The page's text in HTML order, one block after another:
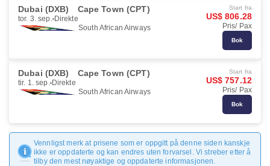
Dubai (DXB) Cape Town (CPT)
tor. 3. sep. Direkte
South African Airways
Start fra
US$ 806.28
Pris/ Pax
Bok
Dubai (DXB) Cape Town (CPT)
tir. 1. sep. Direkte
South African Airways
Start fra
US$ 757.12
Pris/ Pax
Bok
Vennligst merk at prisene som er oppgitt på denne siden kanskje
ikke er oppdaterte og kan endres uten forvarsel. Vi streber etter å
tilby den mest nøyaktige og oppdaterte informasjonen.